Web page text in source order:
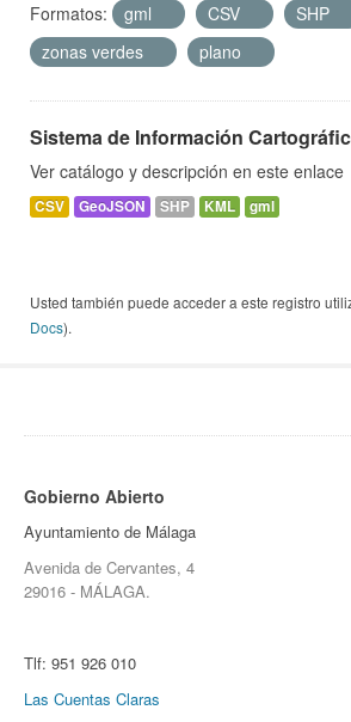
Formatos:
gml CSV SHP
zonas verdes
plano
Sistema de Información
Ver catálogo y descripción en este enlace
CSV GeoJSON SHP KML gml
Usted también puede acceder a este registro
Docs).
Gobierno Abierto
Ayuntamiento de Málaga
Avenida de Cervantes, 4
29016 - MÁLAGA.
Tlf: 951 926 010
Las Cuentas Claras